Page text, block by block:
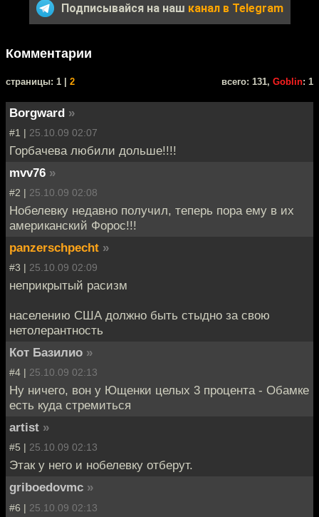
Подписывайся на наш канал в Telegram
Комментарии
cтраницы: 1 | 2 всего: 131, Goblin: 1
Borgward »
#1 | 25.10.09 02:07
Горбачева любили дольше!!!!
mvv76 »
#2 | 25.10.09 02:08
Нобелевку недавно получил, теперь пора ему в их
американский Форос!!!
panzerschpecht »
#3 | 25.10.09 02:09
неприкрытый расизм
населению США должно быть стыдно за свою
нетолерантность
Кот Базилио »
#4 | 25.10.09 02:13
Ну ничего, вон у Ющенки целых 3 процента - Обамке
есть куда стремиться
artist »
#5 | 25.10.09 02:13
Этак у него и нобелевку отберут.
griboedovmc »
#6 | 25.10.09 02:13